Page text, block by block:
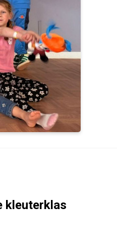
kleuterklas